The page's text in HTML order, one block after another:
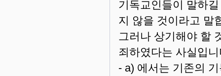
기독교인들이 말하
지 않을 것이라고 말
그러나 상기해야 할
죄하였다는 사실입
- a) 에서는 기존의